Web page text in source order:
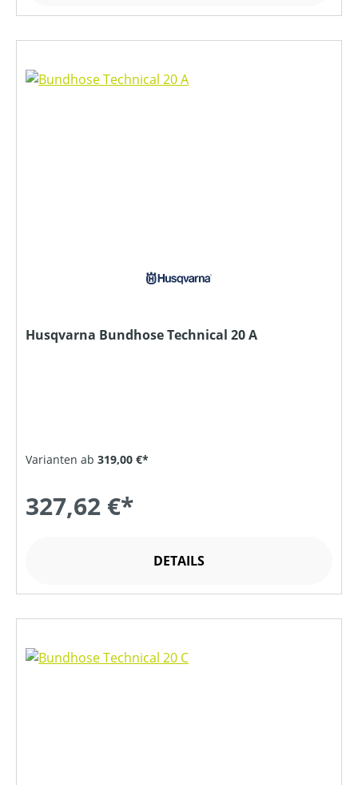
Husqvarna Bundhose Technical 20 A
Varianten ab 319,00 €*
327,62 €*
DETAILS